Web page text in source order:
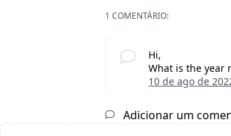
1 COMENTÁRIO:
Hi,
What is the year
10 de ago de
Adicionar um